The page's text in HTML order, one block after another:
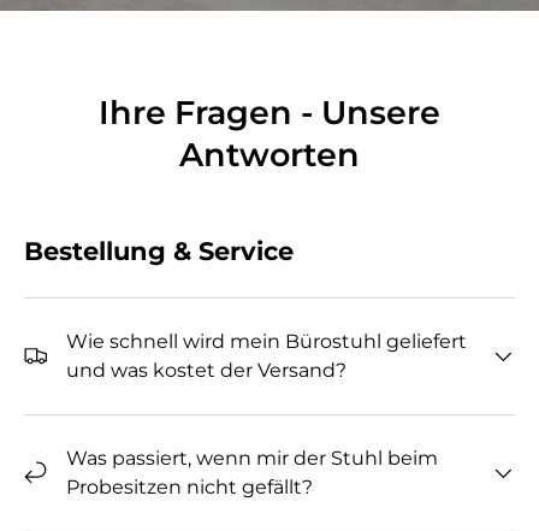
Ihre Fragen - Unsere
Antworten
Bestellung & Service
Wie schnell wird mein Bürostuhl geliefert
und was kostet der Versand?
Was passiert, wenn mir der Stuhl beim
Probesitzen nicht gefällt?